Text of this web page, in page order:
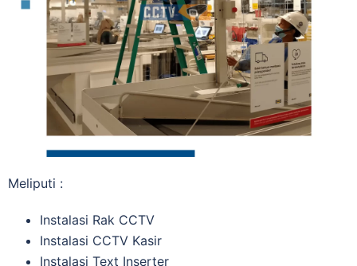
Meliputi :
Instalasi Rak CCTV
Instalasi CCTV Kasir
Instalasi Text Inserter